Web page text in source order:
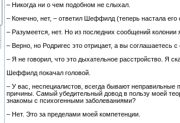
– Никогда ни о чем подобном не слыхал.
– Конечно, нет, – ответил Шеффилд (теперь настала
– Разумеется, нет. Но из последних сообщений колонии
– Верно, но Родригес это отрицает, а вы соглашаетесь
– Я не говорил, что это дыхательное расстройство. Я
Шеффилд покачал головой.
– У вас, неспециалистов, всегда бывают неправильные
причины. Самый убедительный довод в пользу моей
знакомы с психогенными заболеваниями?
– Нет. Это за пределами моей компетенции.